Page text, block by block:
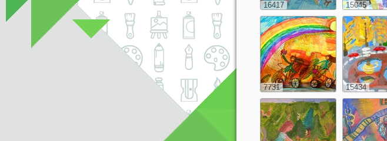
16417 15045
7731 15434